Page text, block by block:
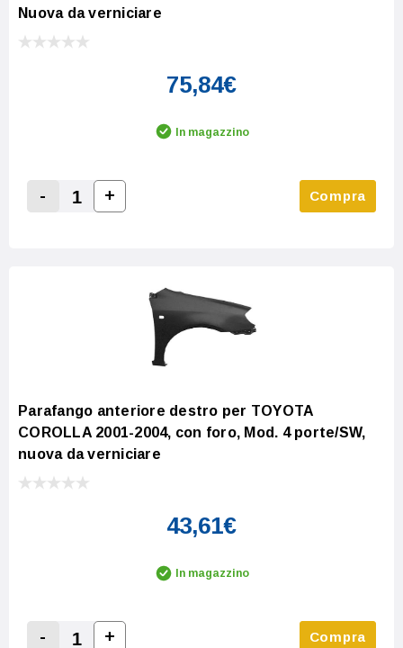
Nuova da verniciare
75,84€
In magazzino
Decrease Quantity:
-
Increase Quantity:
+ Compra
Parafango anteriore destro per TOYOTA
COROLLA 2001-2004, con foro, Mod. 4 porte/SW,
nuova da verniciare
43,61€
In magazzino
- + Compra